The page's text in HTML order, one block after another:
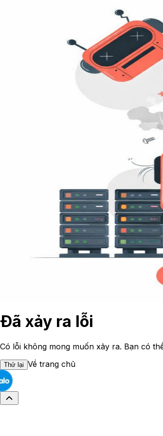
Đã xảy ra lỗi
Có lỗi không mong muốn xảy ra. Bạn có
Thử lại Về trang chủ